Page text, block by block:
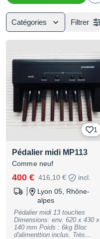
Catégories Filtrer
1
Pédalier midi MP113
Comme neuf
400 € 416,10 €
incl.
Lyon 05, Rhône-
alpes
Pédalier midi 13 touches
Dimensions: env. 620 x 430 x
140 mm Poids : 6kg Bloc
d'alimenttion inclus. Très